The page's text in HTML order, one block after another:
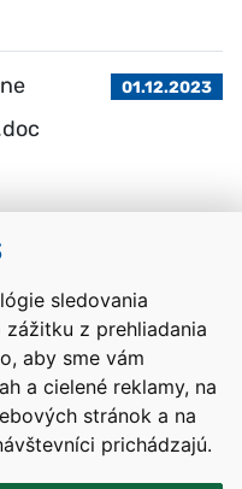
sledovania
zážitku z prehliadania
aby sme vám
a cielené reklamy, na
stránok a na
prichádzajú.
01.12.2023
o prístupnosti
školstva, výskumu,